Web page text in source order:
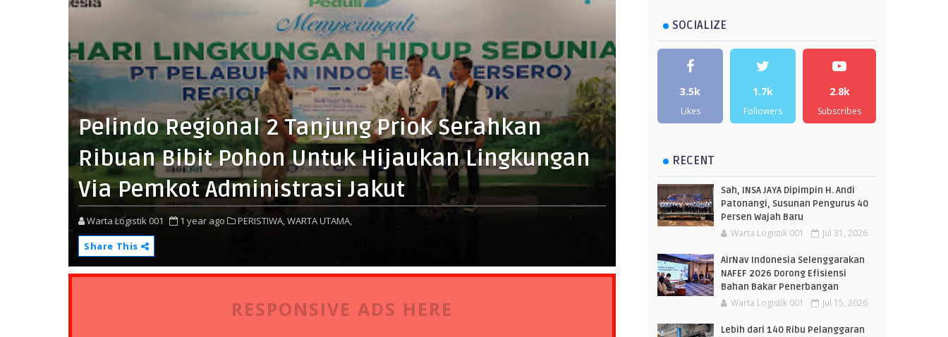
Pelindo Regional 2 Tanjung Priok Serahkan
Ribuan Bibit Pohon Untuk Hijaukan Lingkungan
Via Pemkot Administrasi Jakut
Warta Logistik 001 1 year ago PERISTIWA,WARTA UTAMA,
Share This
RESPONSIVE ADS HERE
SOCIALIZE
3.5k
Likes
1.7k
Followers
2.8k
Subscribes
RECENT
Sah, INSA JAYA Dipimpin H. Andi
Patonangi, Susunan Pengurus 40
Persen Wajah Baru
Warta Logistik 001 Jul 31, 2026
AirNav Indonesia Selenggarakan
NAFEF 2026 Dorong Efisiensi
Bahan Bakar Penerbangan
Warta Logistik 001 Jul 15, 2026
Lebih dari 140 Ribu Pelanggaran